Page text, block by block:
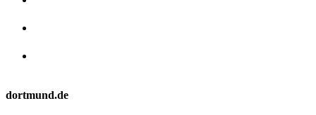
dortmund.de